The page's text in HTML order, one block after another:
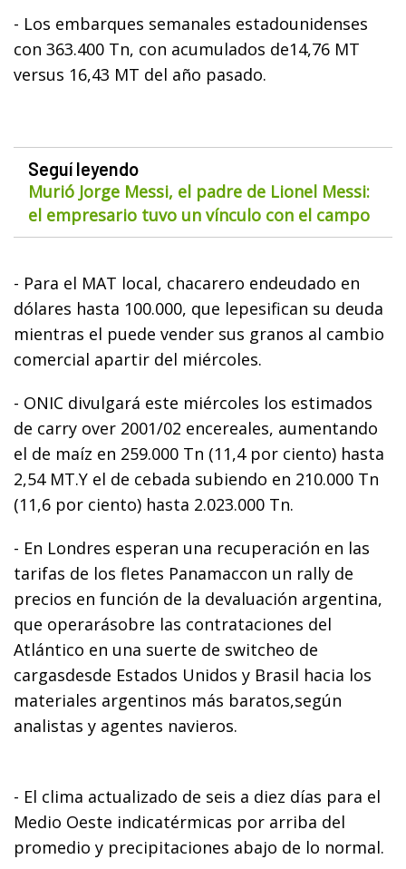
- Los embarques semanales estadounidenses
con 363.400 Tn, con acumulados de14,76 MT
versus 16,43 MT del año pasado.
Seguí leyendo
Murió Jorge Messi, el padre de Lionel Messi:
el empresario tuvo un vínculo con el campo
- Para el MAT local, chacarero endeudado en
dólares hasta 100.000, que lepesifican su deuda
mientras el puede vender sus granos al cambio
comercial apartir del miércoles.
- ONIC divulgará este miércoles los estimados
de carry over 2001/02 encereales, aumentando
el de maíz en 259.000 Tn (11,4 por ciento) hasta
2,54 MT.Y el de cebada subiendo en 210.000 Tn
(11,6 por ciento) hasta 2.023.000 Tn.
- En Londres esperan una recuperación en las
tarifas de los fletes Panamaccon un rally de
precios en función de la devaluación argentina,
que operarásobre las contrataciones del
Atlántico en una suerte de switcheo de
cargasdesde Estados Unidos y Brasil hacia los
materiales argentinos más baratos,según
analistas y agentes navieros.
- El clima actualizado de seis a diez días para el
Medio Oeste indicatérmicas por arriba del
promedio y precipitaciones abajo de lo normal.